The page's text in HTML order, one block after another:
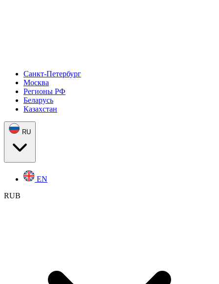
Санкт-Петербург
Москва
Регионы РФ
Беларусь
Казахстан
RU
EN
RUB